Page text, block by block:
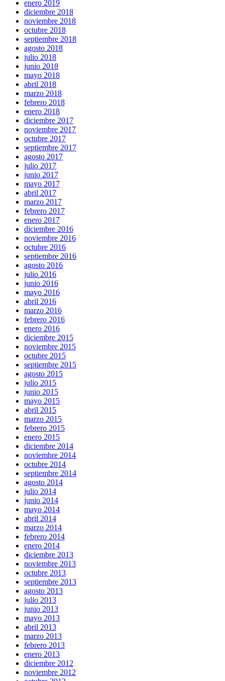
enero 2019
diciembre 2018
noviembre 2018
octubre 2018
septiembre 2018
agosto 2018
julio 2018
junio 2018
mayo 2018
abril 2018
marzo 2018
febrero 2018
enero 2018
diciembre 2017
noviembre 2017
octubre 2017
septiembre 2017
agosto 2017
julio 2017
junio 2017
mayo 2017
abril 2017
marzo 2017
febrero 2017
enero 2017
diciembre 2016
noviembre 2016
octubre 2016
septiembre 2016
agosto 2016
julio 2016
junio 2016
mayo 2016
abril 2016
marzo 2016
febrero 2016
enero 2016
diciembre 2015
noviembre 2015
octubre 2015
septiembre 2015
agosto 2015
julio 2015
junio 2015
mayo 2015
abril 2015
marzo 2015
febrero 2015
enero 2015
diciembre 2014
noviembre 2014
octubre 2014
septiembre 2014
agosto 2014
julio 2014
junio 2014
mayo 2014
abril 2014
marzo 2014
febrero 2014
enero 2014
diciembre 2013
noviembre 2013
octubre 2013
septiembre 2013
agosto 2013
julio 2013
junio 2013
mayo 2013
abril 2013
marzo 2013
febrero 2013
enero 2013
diciembre 2012
noviembre 2012